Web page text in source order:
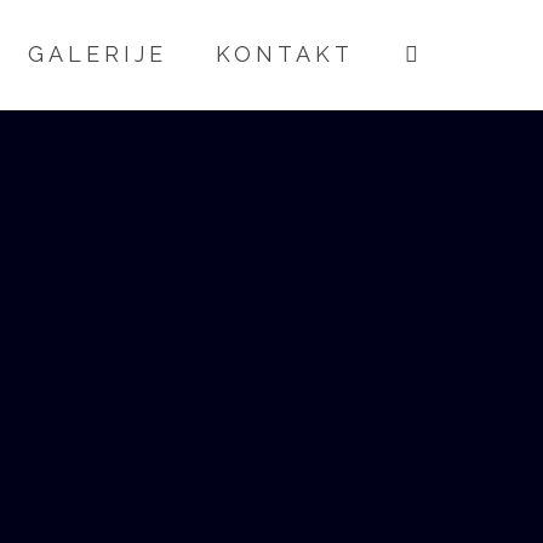
GALERIJE KONTAKT